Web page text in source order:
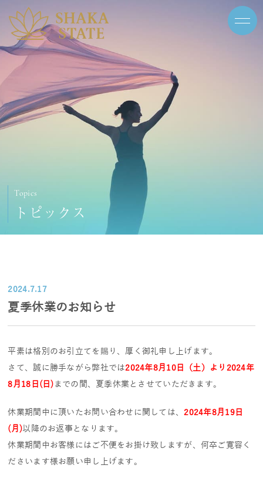
Topics
トピックス
2024.7.17
夏季休業のお知らせ
平素は格別のお引立てを賜り、厚く御礼申し上げます。
さて、誠に勝手ながら弊社では2024年8月10日（土）より2024年
8月18日(日) までの間、夏季休業とさせていただきます。
休業期間中に頂いたお問い合わせに関しては、2024年8月19日
(月)以降のお返事となります。
休業期間中お客様にはご不便をお掛け致しますが、何卒ご寛容く
ださいます様お願い申し上げます。